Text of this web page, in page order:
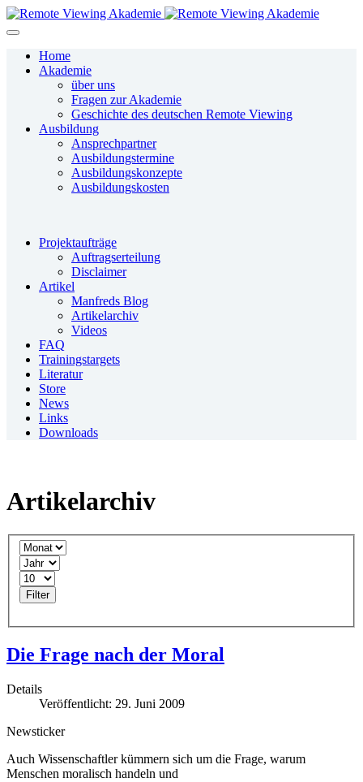
Home
Akademie
über uns
Fragen zur Akademie
Geschichte des deutschen Remote Viewing
Ausbildung
Ansprechpartner
Ausbildungstermine
Ausbildungskonzepte
Ausbildungskosten
Projektaufträge
Auftragserteilung
Disclaimer
Artikel
Manfreds Blog
Artikelarchiv
Videos
FAQ
Trainingstargets
Literatur
Store
News
Links
Downloads
Artikelarchiv
Filter
Die Frage nach der Moral
Details
Veröffentlicht: 29. Juni 2009
Newsticker
Auch Wissenschaftler kümmern sich um die Frage, warum
Menschen moralisch handeln und